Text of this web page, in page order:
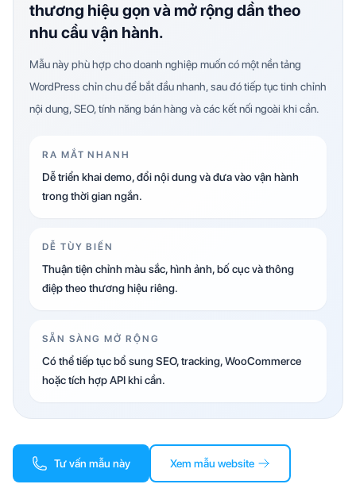
thương hiệu gọn và mở rộng dần theo
nhu cầu vận hành.
Mẫu này phù hợp cho doanh nghiệp muốn có một nền tảng
WordPress chỉn chu để bắt đầu nhanh, sau đó tiếp tục tinh chỉnh
nội dung, SEO, tính năng bán hàng và các kết nối ngoài khi cần.
RA MẮT NHANH
Dễ triển khai demo, đổi nội dung và đưa vào vận hành
trong thời gian ngắn.
DỄ TÙY BIẾN
Thuận tiện chỉnh màu sắc, hình ảnh, bố cục và thông
điệp theo thương hiệu riêng.
SẴN SÀNG MỞ RỘNG
Có thể tiếp tục bổ sung SEO, tracking, WooCommerce
hoặc tích hợp API khi cần.
Tư vấn mẫu này Xem mẫu website